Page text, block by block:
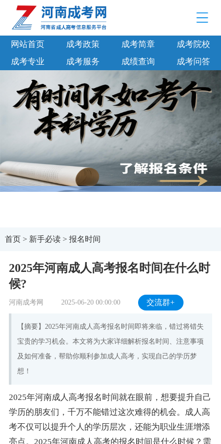
网站首页 成考政策 成考简章
成考院校
成考专业
成考服务 成绩查询 成考问答
首页> 新手必读> 报名时间
2025年河南成人高考报名时间在什么时
候?
河南成考网 2025-06-20 00:00:00 交流群+
【摘要】2025年河南成人高考报名时间即将来临，错过将错失
宝贵的学习机会。本文将为大家详细解析报名时间、注意事项
及如何准备，帮助你顺利参加成人高考，实现自己的学历梦
想！
2025年河南成人高考报名时间就在眼前，想要提升自己
学历的朋友们，千万不能错过这次难得的机会。成人高
考不仅可以提升个人的学历层次，还能为职业生涯增添
亮点。2025年河南成人高考的报名时间是什么时候？需